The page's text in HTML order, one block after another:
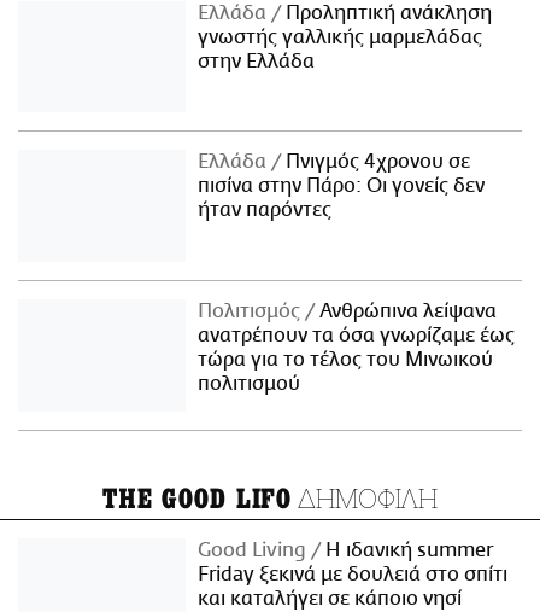
Ελλάδα
Προληπτική ανάκληση
γνωστής γαλλικής μαρμελάδας
στην Ελλάδα
Ελλάδα
Πνιγμός 4χρονου σε
πισίνα στην Πάρο: Οι γονείς δεν
ήταν παρόντες
Πολιτισμός
Ανθρώπινα λείψανα
ανατρέπουν τα όσα γνωρίζαμε έως
τώρα για το τέλος του Μινωικού
πολιτισμού
THE GOOD LIFO ΔΗΜΟΦΙΛΗ
Good Living
Η ιδανική summer
Friday ξεκινά με δουλειά στο σπίτι
και καταλήγει σε κάποιο νησί